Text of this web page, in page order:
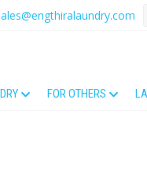
FOR OTHERS